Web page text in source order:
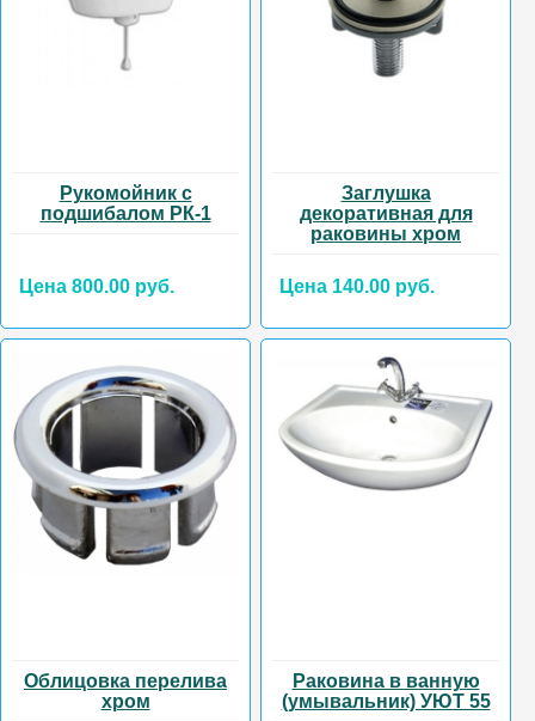
Рукомойник с
подшибалом РК-1
Цена 800.00 руб.
Заглушка
декоративная для
раковины хром
Цена 140.00 руб.
Облицовка перелива
хром
Раковина в ванную
(умывальник) УЮТ 55